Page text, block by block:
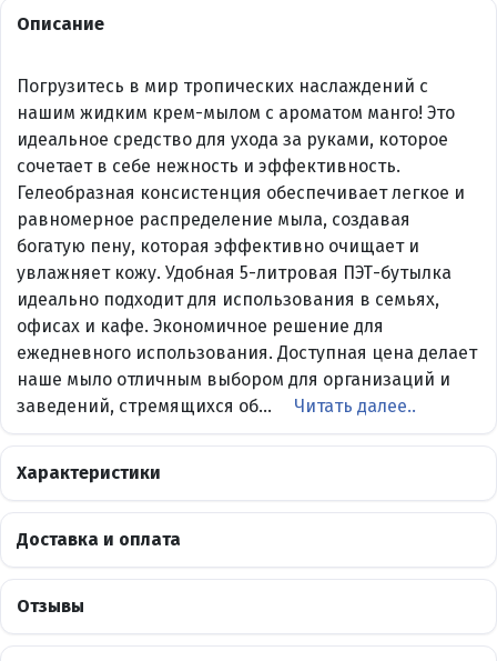
Описание
Погрузитесь в мир тропических наслаждений с
нашим жидким крем-мылом с ароматом манго! Это
идеальное средство для ухода за руками, которое
сочетает в себе нежность и эффективность.
Гелеобразная консистенция обеспечивает легкое и
равномерное распределение мыла, создавая
богатую пену, которая эффективно очищает и
увлажняет кожу. Удобная 5-литровая ПЭТ-бутылка
идеально подходит для использования в семьях,
офисах и кафе. Экономичное решение для
ежедневного использования. Доступная цена делает
наше мыло отличным выбором для организаций и
заведений, стремящихся об...
Читать далее..
Характеристики
Доставка и оплата
Отзывы